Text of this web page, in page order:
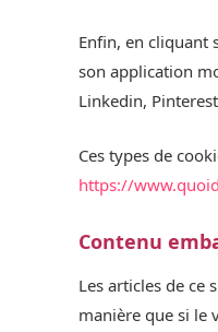
Enfin, en cliquant
son application
Linkedin,
Ces types de
https://
Contenu
Les articles de ce
manière que si le